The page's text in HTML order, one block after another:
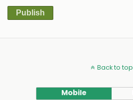
Publish
Back to top
Mobile